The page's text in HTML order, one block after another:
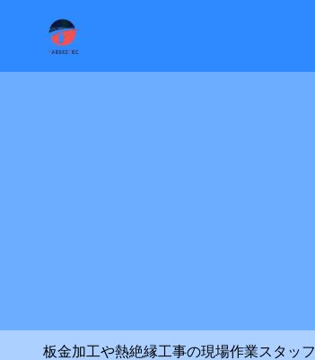
板金加工や熱絶縁工事の現場作業スタッフ